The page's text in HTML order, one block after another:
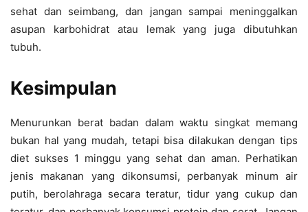
sehat dan seimbang, dan jangan sampai meninggalkan
asupan karbohidrat atau lemak yang juga dibutuhkan
tubuh.
Kesimpulan
Menurunkan berat badan dalam waktu singkat memang
bukan hal yang mudah, tetapi bisa dilakukan dengan tips
diet sukses 1 minggu yang sehat dan aman. Perhatikan
jenis makanan yang dikonsumsi, perbanyak minum air
putih, berolahraga secara teratur, tidur yang cukup dan